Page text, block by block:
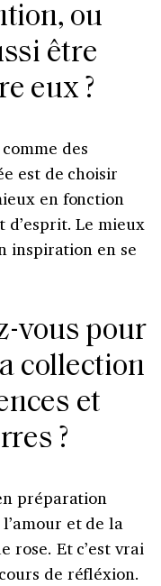
ou
être
eux ?
des
est de choisir
en fonction
Le mieux
inspiration en se
vous pour
collection
et
?
préparation
et de la
rose. Et c’est vrai
de réfléxion.